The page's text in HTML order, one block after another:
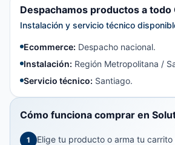
Despachamos productos a todo
Instalación y servicio técnico
Ecommerce: Despacho nacional.
Instalación: Región Metropolitana /
Servicio técnico: Santiago.
Cómo funciona comprar en
1 Elige tu producto o arma tu carrito